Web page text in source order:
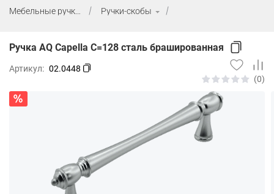
Мебельные ручки
Ручки-скобы
Ручка AQ Capella C=128 сталь брашированная
Артикул: 02.0448
(0)